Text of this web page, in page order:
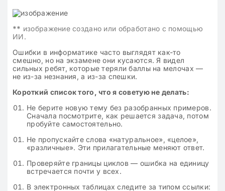
** изображение создано или обработано с помощью
ИИ.
Ошибки в информатике часто выглядят как-то
смешно, но на экзамене они кусаются. Я видел
сильных ребят, которые теряли баллы на мелочах —
не из-за незнания, а из-за спешки.
Короткий список того, что я советую не делать:
Не берите новую тему без разобранных примеров.
Сначала посмотрите, как решается задача, потом
пробуйте самостоятельно.
Не пропускайте слова «натуральное», «целое»,
«различные». Эти прилагательные меняют ответ.
Проверяйте границы циклов — ошибка на единицу
встречается почти у всех.
В электронных таблицах следите за типом ссылки: